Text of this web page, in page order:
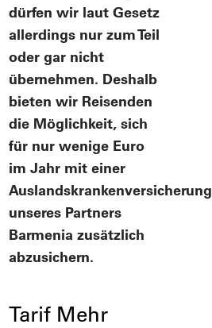
dürfen wir laut Gesetz
allerdings nur zum Teil
oder gar nicht
übernehmen. Deshalb
bieten wir Reisenden
die Möglichkeit, sich
für nur wenige Euro
im Jahr mit einer
Auslandskrankenversicherung
unseres Partners
Barmenia zusätzlich
abzusichern.
Tarif Mehr